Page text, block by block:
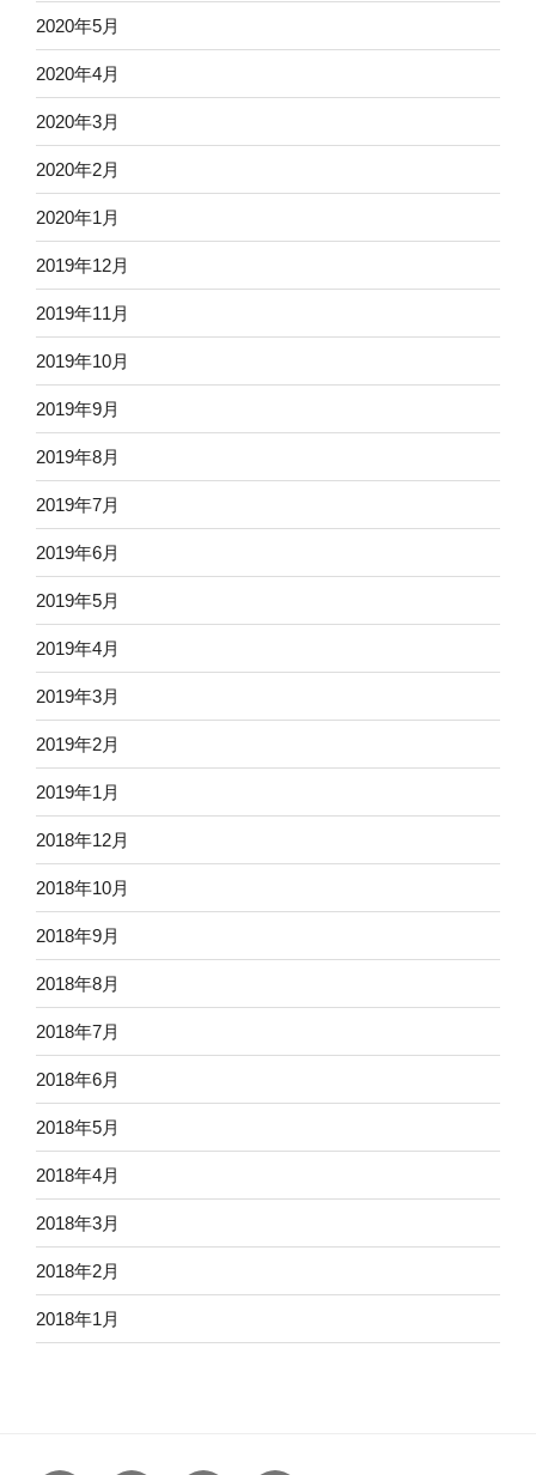
2020年5月
2020年4月
2020年3月
2020年2月
2020年1月
2019年12月
2019年11月
2019年10月
2019年9月
2019年8月
2019年7月
2019年6月
2019年5月
2019年4月
2019年3月
2019年2月
2019年1月
2018年12月
2018年10月
2018年9月
2018年8月
2018年7月
2018年6月
2018年5月
2018年4月
2018年3月
2018年2月
2018年1月